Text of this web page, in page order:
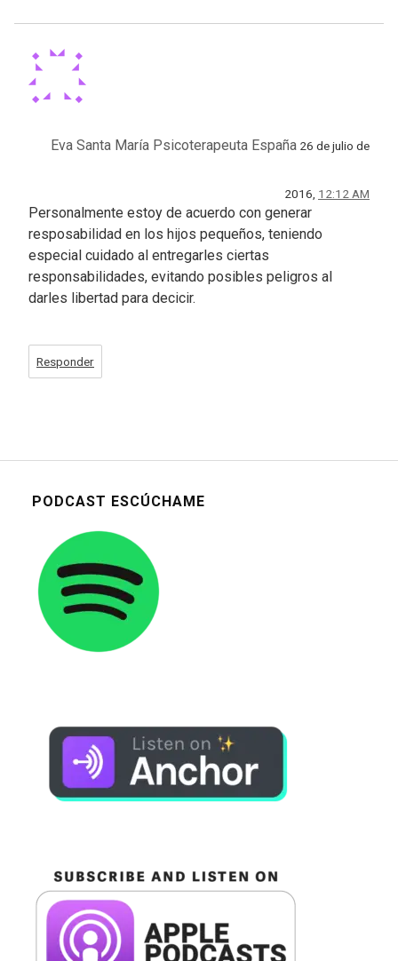
Eva Santa María Psicoterapeuta España 26 de julio de
2016, 12:12 AM
Personalmente estoy de acuerdo con generar
resposabilidad en los hijos pequeños, teniendo
especial cuidado al entregarles ciertas
responsabilidades, evitando posibles peligros al
darles libertad para decicir.
Responder
PODCAST ESCÚCHAME